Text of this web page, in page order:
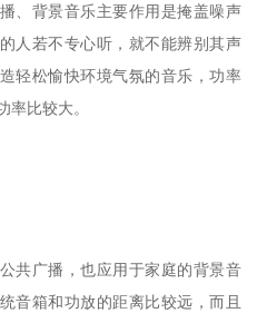
、背景音乐主要作用是掩盖噪声
人若不专心听，就不能辨别其声
轻松愉快环境气氛的音乐，功率
率比较大。
共广播，也应用于家庭的背景音
音箱和功放的距离比较远，而且